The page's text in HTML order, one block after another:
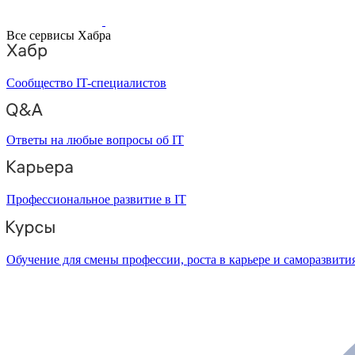
Все сервисы Хабра
Сообщество IT-специалистов
Ответы на любые вопросы об IT
Профессиональное развитие в IT
Обучение для смены профессии, роста в карьере и